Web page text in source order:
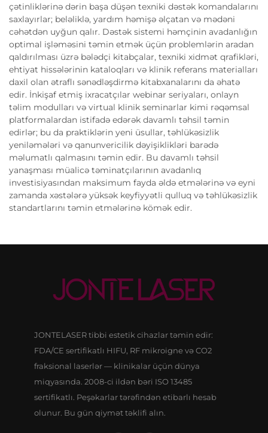
çətinliklərinə dərin başa düşən texniki dəstək komandalarını
saxlayırlar; beləliklə, yardım həmişə əlçatan və mədəni
cəhətdən uyğun qalır. Dəstək sistemi həmçinin avadanlığın
optimal işləməsini təmin etmək üçün problemlərin aradan
qaldırılması üzrə bələdçi kitabçalar, texniki xidmət qrafikləri,
ehtiyat hissələrinin kataloqları və klinik referans materialları
daxil olan ətraflı sənədləşdirmə kitabxanalarını da əhatə
edir. İnkişaf etmiş ixracatçılar webinar seriyaları, onlayn
təlim modulları və virtual klinik seminarlar kimi rəqəmsal
platformalardan istifadə edərək davamlı təhsil təmin
edirlər; bu da praktiklərin yeni üsullar, təhlükəsizlik
yeniləmələri və qanunvericilik dəyişiklikləri barədə
məlumatlı qalmasını təmin edir. Bu davamlı təhsil
yanaşması müalicə təminatçılarının avadanlıq
investisiyasından maksimum fayda əldə etmələrinə və eyni
zamanda xəstələrə yüksək keyfiyyətli qulluq və təhlükəsizlik
standartlarını təmin etmələrinə kömək edir.
JONTELASER tibbi estetik cihazlar təmin edir:
FDA/CE sertifikatlı HIFU, RF mikroigne və CO2
fraksional laserlər — klinikalar üçün dünya
miqyasında. 2008-ci ildən bəri ISO 13485
sertifikatlı. Peşəkarlar tərəfindən etibarlı hesab
olunur. Bu gün qiymət təklifi alın.